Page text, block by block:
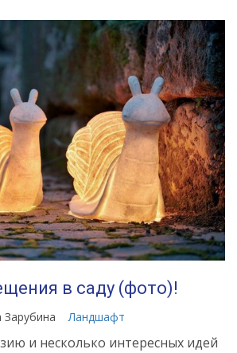
в саду (фото)!
Зарубина Ландшафт
и несколько интересных идей